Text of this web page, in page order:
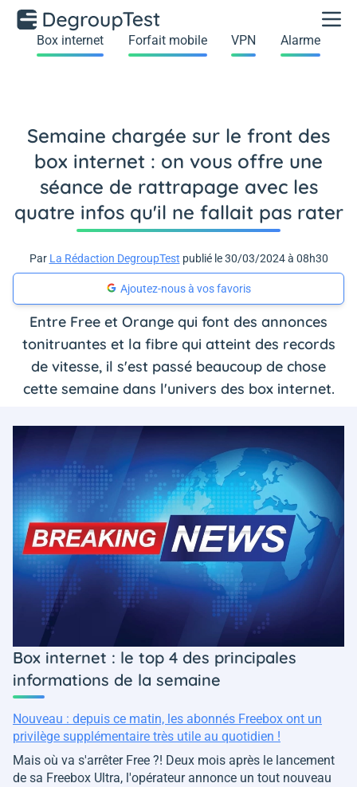
Box internet Forfait mobile VPN Alarme
Semaine chargée sur le front des
box internet : on vous offre une
séance de rattrapage avec les
quatre infos qu'il ne fallait pas rater
Par La Rédaction DegroupTest publié le 30/03/2024 à 08h30
Ajoutez-nous à vos favoris
Entre Free et Orange qui font des annonces
tonitruantes et la fibre qui atteint des records
de vitesse, il s'est passé beaucoup de chose
cette semaine dans l'univers des box internet.
Box internet : le top 4 des principales
informations de la semaine
Nouveau : depuis ce matin, les abonnés Freebox ont un
privilège supplémentaire très utile au quotidien !
Mais où va s'arrêter Free ?! Deux mois après le lancement
de sa Freebox Ultra, l'opérateur annonce un tout nouveau